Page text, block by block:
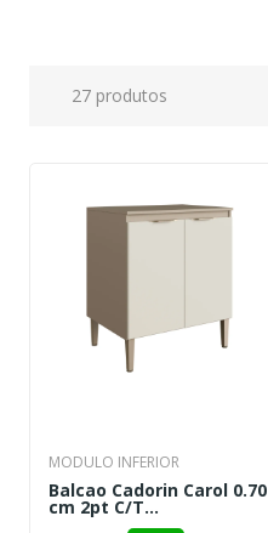
27 produtos
MODULO INFERIOR
Balcao Cadorin Carol 0.70
cm 2pt C/T...